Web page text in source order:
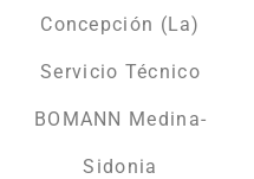
Concepción (La)
Servicio Técnico
BOMANN Medina-
Sidonia